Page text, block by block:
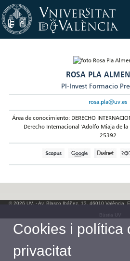
ROSA PLA
PI-Invest Formacio
rosa.pla@uv.es
Área de conocimiento: DERECHO
Derecho Internacional 'Adolfo Miaja de la
25392
© 2026 UV. - Av. Blasco Ibáñez, 13. 46010 València.
Bústia UV
Cookies i política
privacitat